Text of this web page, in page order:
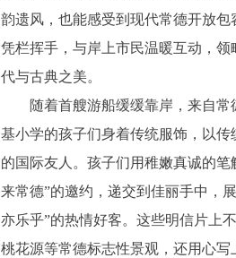
韵遗风，也能感受到现代常德开放
凭栏挥手，与岸上市民温暖互动，领
代与古典之美。
随着首艘游船缓缓靠岸，来自常
基小学的孩子们身着传统服饰，以
的国际友人。孩子们用稚嫩真诚的笔
来常德”的邀约，递交到佳丽手中，
亦乐乎”的热情好客。这些明信片上
桃花源等常德标志性景观，还用心写